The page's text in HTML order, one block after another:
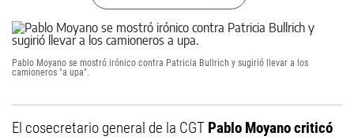
Pablo Moyano se mostró irónico contra Patricia Bullrich y sugirió llevar a los
camioneros "a upa".
El cosecretario general de la CGT Pablo Moyano criticó